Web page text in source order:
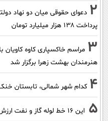
2 دعوای حقوقی میان دو نهاد
پرداخت ۱۳۸ هزار میلیارد تومان
3 مراسم خاکسپاری کاوه کاویان
هنرمندان بهشت زهرا برگزار شد
4 کدام شهر شمالی، تابستان
5 این 16 خط لوله گاز و نفت ارزش تنگه هرمز را به سمت صفر می برند